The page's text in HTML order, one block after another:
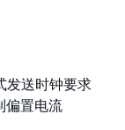
发送时钟要求
偏置电流